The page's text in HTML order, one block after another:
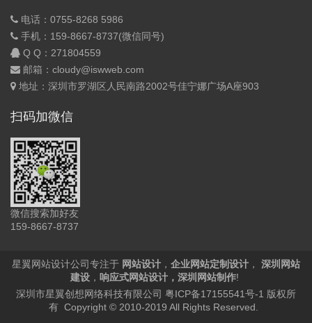
电话：0755-8268 5986
手机：159-8667-8737(微信同号)
Q Q： 271804559
邮箱：cloudy@iswweb.com
地址：深圳市罗湖区人民南路2002号佳宁娜广场A座903
扫码加微信
微信搜索加好友
159-8667-8737
星翼网站设计公司专注于 网站设计 ， 企业网站定制设计 ，
深圳网站
建设 ， 响应式网站设计 ， 深圳网站制作!
深圳市星翼创想网络科技有限公司 粤ICP备17155541号-1 版权所
有 Copyright © 2010-2019 All Rights Reserved.